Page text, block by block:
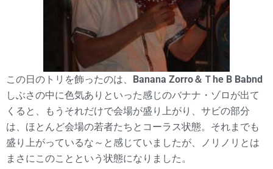
この日のトリを飾ったのは、 Banana Zorro＆Ｔhe B Babnd
しぶさの中に色気ありといった感じのバナナ・ゾロが出て
くると、もうそれだけで会場が盛り上がり、サビの部分
は、ほとんど会場の若者たちとコーラス状態。それまでも
盛り上がっているな～と感じていましたが、ノリノリとは
まさにこのことという状態になりました。